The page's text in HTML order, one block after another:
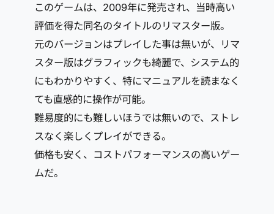
このゲームは、2009年に発売され、当時高い
評価を得た同名のタイトルのリマスター版。
元のバージョンはプレイした事は無いが、リマ
スター版はグラフィックも綺麗で、システム的
にもわかりやすく、特にマニュアルを読まなく
ても直感的に操作が可能。
難易度的にも難しいほうでは無いので、ストレ
スなく楽しくプレイができる。
価格も安く、コストパフォーマンスの高いゲー
ムだ。